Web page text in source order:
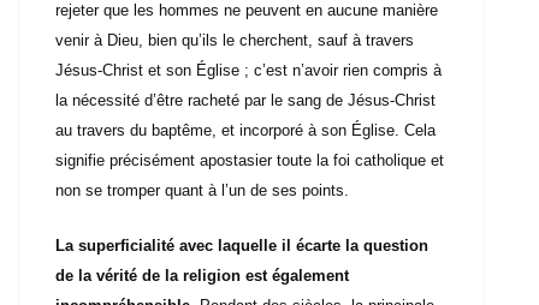
rejeter que les hommes ne peuvent en aucune manière
venir à Dieu, bien qu’ils le cherchent, sauf à travers
Jésus-Christ et son Église ; c’est n’avoir rien compris à
la nécessité d’être racheté par le sang de Jésus-Christ
au travers du baptême, et incorporé à son Église. Cela
signifie précisément apostasier toute la foi catholique et
non se tromper quant à l’un de ses points.
La superficialité avec laquelle il écarte la question
de la vérité de la religion est également